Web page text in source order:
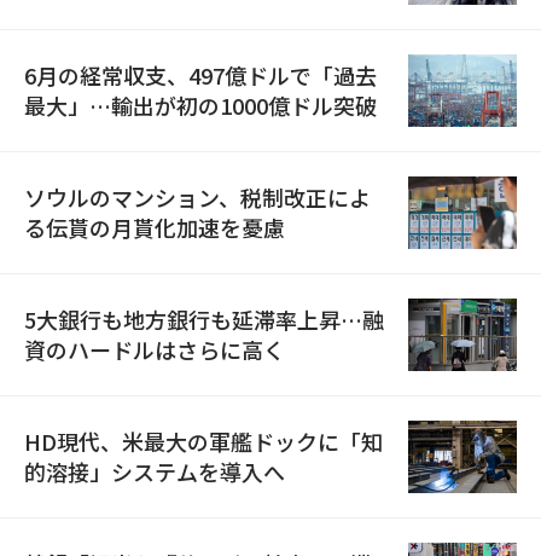
6月の経常収支、497億ドルで「過去
最大」…輸出が初の1000億ドル突破
ソウルのマンション、税制改正によ
る伝貰の月貰化加速を憂慮
5大銀行も地方銀行も延滞率上昇…融
資のハードルはさらに高く
HD現代、米最大の軍艦ドックに「知
的溶接」システムを導入へ